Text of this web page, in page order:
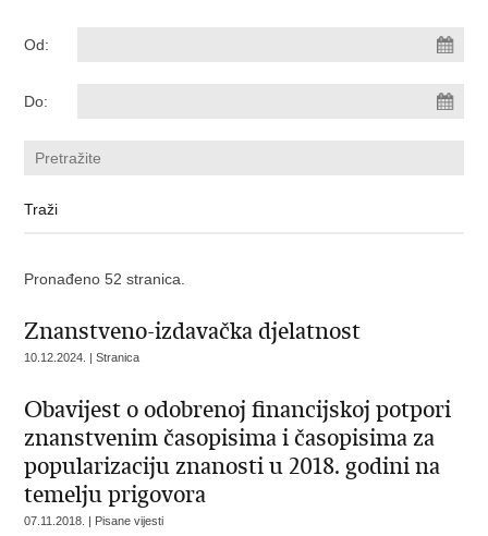
Od:
Do:
Pronađeno 52 stranica.
Znanstveno-izdavačka djelatnost
10.12.2024. | Stranica
Obavijest o odobrenoj financijskoj potpori
znanstvenim časopisima i časopisima za
popularizaciju znanosti u 2018. godini na
temelju prigovora
07.11.2018. | Pisane vijesti